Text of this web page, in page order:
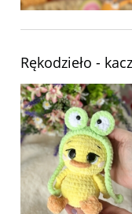
Rękodzieło -